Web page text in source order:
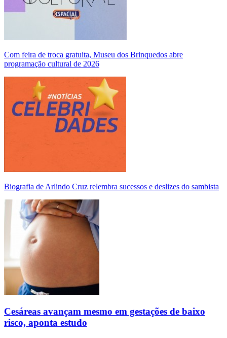
Com feira de troca gratuita, Museu dos Brinquedos abre
programação cultural de 2026
Biografia de Arlindo Cruz relembra sucessos e deslizes do sambista
Cesáreas avançam mesmo em gestações de baixo
risco, aponta estudo